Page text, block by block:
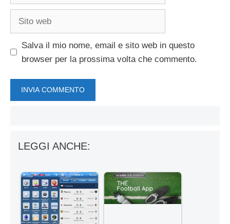
Salva il mio nome, email e sito web in questo
browser per la prossima volta che commento.
LEGGI ANCHE: